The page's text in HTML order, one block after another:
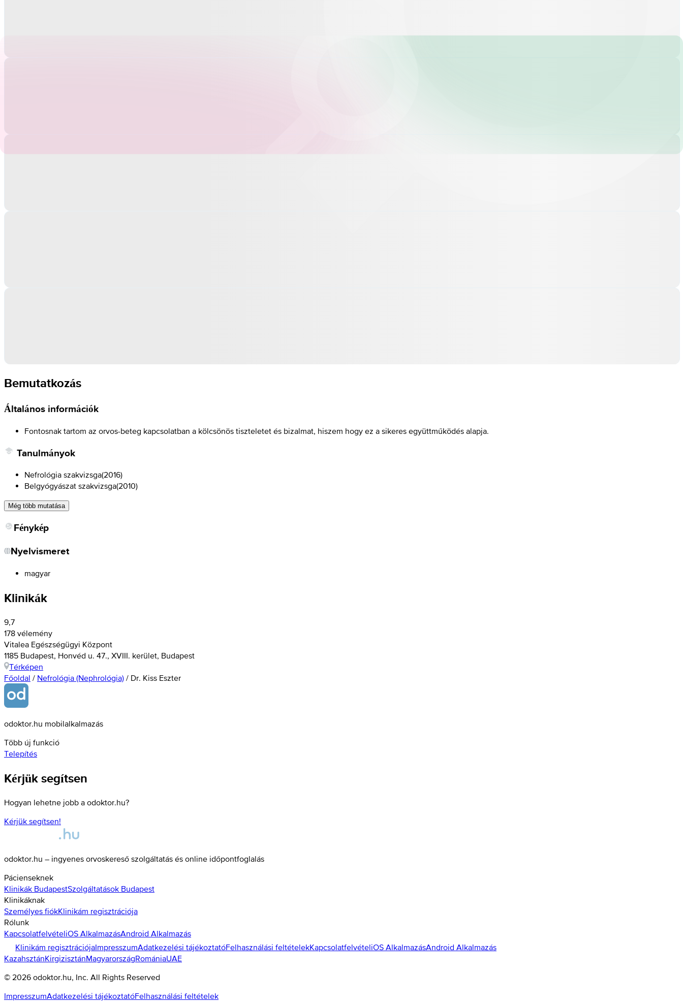
Bemutatkozás
Általános információk
Fontosnak tartom az orvos-beteg kapcsolatban a kölcsönös tiszteletet és bizalmat, hiszem hogy ez a sikeres együttműködés alapja.
Tanulmányok
Nefrológia szakvizsga(2016)
Belgyógyászat szakvizsga(2010)
Még több mutatása
Fénykép
Nyelvismeret
magyar
Klinikák
9,7
178 vélemény
Vitalea Egészségügyi Központ
1185 Budapest, Honvéd u. 47., XVIII. kerület, Budapest
Térképen
Főoldal / Nefrológia (Nephrológia) / Dr. Kiss Eszter
odoktor.hu mobilalkalmazás
Több új funkció
Telepítés
Kérjük segítsen
Hogyan lehetne jobb a odoktor.hu?
Kérjük segítsen!
odoktor.hu – ingyenes orvoskereső szolgáltatás és online időpontfoglalás
Pácienseknek
Klinikák BudapestSzolgáltatások Budapest
Klinikáknak
Személyes fiókKlinikám regisztrációja
Rólunk
KapcsolatfelvételiOS AlkalmazásAndroid Alkalmazás
Klinikám regisztrációjaImpresszumAdatkezelési tájékoztatóFelhasználási feltételekKapcsolatfelvételiOS AlkalmazásAndroid Alkalmazás
KazahsztánKirgizisztánMagyarországRomániaUAE
© 2026 odoktor.hu, Inc. All Rights Reserved
ImpresszumAdatkezelési tájékoztatóFelhasználási feltételek